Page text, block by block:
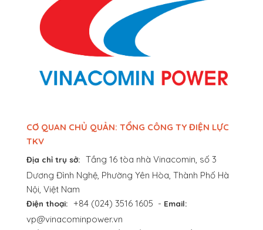
CƠ QUAN CHỦ QUẢN: TỔNG CÔNG TY ĐIỆN LỰC
TKV
Địa chỉ trụ sở: Tầng 16 tòa nhà Vinacomin, số 3
Dương Đình Nghệ, Phường Yên Hòa, Thành Phố Hà
Nội, Việt Nam
Điện thoại: +84 (024) 3516 1605 - Email:
vp@vinacominpower.vn